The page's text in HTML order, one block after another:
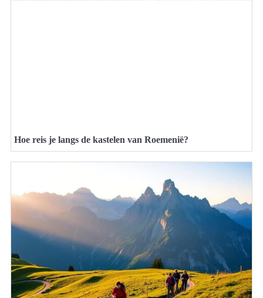
Hoe reis je langs de kastelen van Roemenië?